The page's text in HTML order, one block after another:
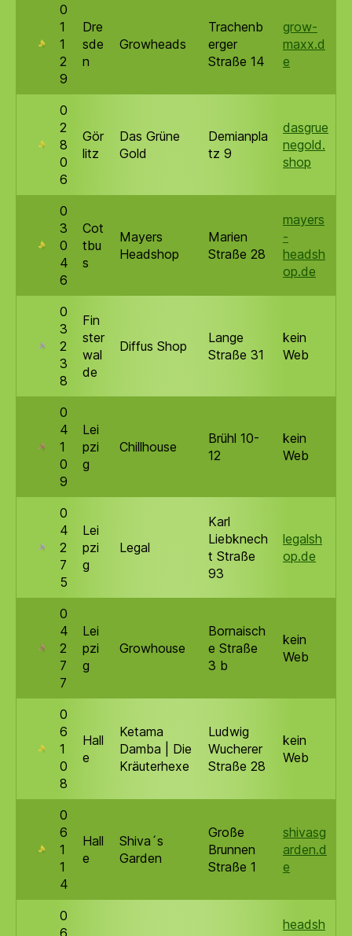
0
1
1
2
9
Dre
sde
n
Growheads
Trachenb
erger
Straße 14
grow-
maxx.d
e
0
2
8
0
6
Gör
litz
Das Grüne
Gold
Demianpla
tz 9
dasgrue
negold.
shop
0
3
0
4
6
Cot
tbu
s
Mayers
Headshop
Marien
Straße 28
mayers
-
headsh
op.de
0
3
2
3
8
Fin
ster
wal
de
Diffus Shop
Lange
Straße 31
kein
Web
0
4
1
0
9
Lei
pzi
g
Chillhouse
Brühl 10-
12
kein
Web
0
4
2
7
5
Lei
pzi
g
Legal
Karl
Liebknech
t Straße
93
legalsh
op.de
0
4
2
7
7
Lei
pzi
g
Growhouse
Bornaisch
e Straße
3 b
kein
Web
0
6
1
0
8
Hall
e
Ketama
Damba | Die
Kräuterhexe
Ludwig
Wucherer
Straße 28
kein
Web
0
6
1
1
4
Hall
e
Shiva´s
Garden
Große
Brunnen
Straße 1
shivasg
arden.d
e
0
6
headsh